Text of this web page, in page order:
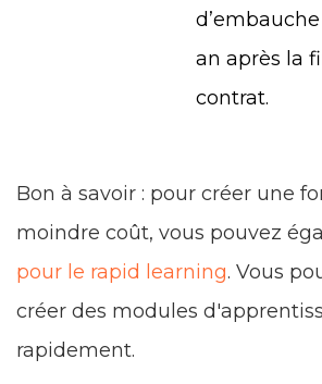
an après la
contrat.
Bon à savoir : pour créer une
moindre coût, vous pouvez
pour le rapid learning. Vous
créer des modules
rapidement.